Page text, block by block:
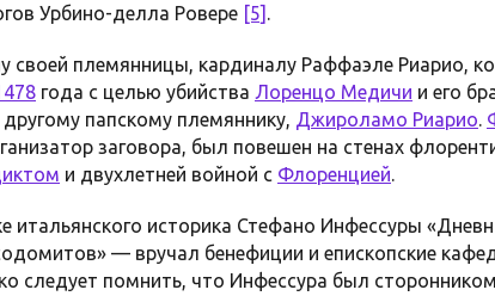
Урбино-делла Ровере [5] .
своей племянницы, кардиналу Раффаэле Риарио,
года с целью убийства Лоренцо Медичи и его
папскому племяннику, Джироламо Риарио.
заговора, был повешен на стенах
и двухлетней войной с Флоренцией.
итальянского историка Стефано Инфессуры
— вручал бенефиции и епископские
следует помнить, что Инфессура был